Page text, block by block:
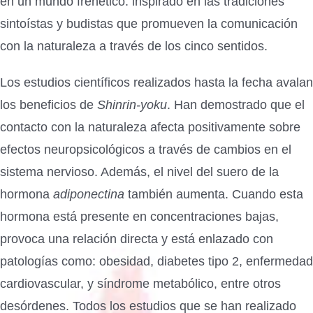
sintoístas y budistas que promueven la comunicación
con la naturaleza a través de los cinco sentidos.
Los estudios científicos realizados hasta la fecha avalan
los beneficios de Shinrin-yoku. Han demostrado que el
contacto con la naturaleza afecta positivamente sobre
efectos neuropsicológicos a través de cambios en el
sistema nervioso. Además, el nivel del suero de la
hormona adiponectinatambién aumenta. Cuando esta
hormona está presente en concentraciones bajas,
provoca una relación directa y está enlazado con
patologías como: obesidad, diabetes tipo 2, enfermedad
cardiovascular, y síndrome metabólico, entre otros
desórdenes. Todos los estudios que se han realizado